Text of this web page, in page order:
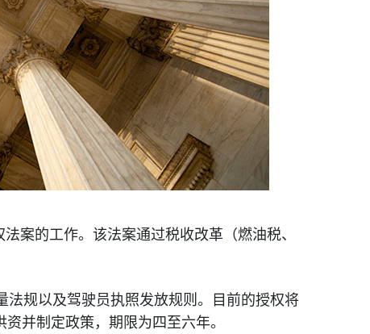
案的工作。该法案通过税收改革（燃油税、
规以及驾驶员执照发放规则。目前的授权将
并制定政策，期限为四至六年。